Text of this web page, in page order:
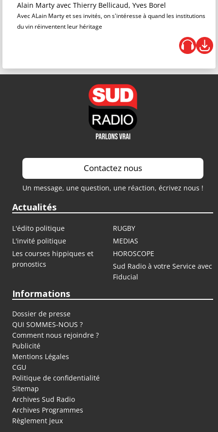
Alain Marty avec Thierry Bellicaud, Yves Borel
Avec ALain Marty et ses invités, on s'intéresse à quand les institutions
du vin réinventent leur héritage
Contactez nous
Un message, une question, une réaction, écrivez nous !
Actualités
L'édito politique
RUGBY
L'invité politique
MEDIAS
Les courses hippiques et
pronostics
HOROSCOPE
Sud Radio à votre Service avec
Fiducial
Informations
Dossier de presse
QUI SOMMES-NOUS ?
Comment nous rejoindre ?
Publicité
Mentions Légales
CGU
Politique de confidentialité
Sitemap
Archives Sud Radio
Archives Programmes
Règlement jeux